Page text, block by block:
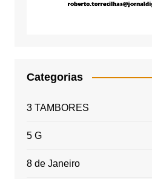
Categorias
3 TAMBORES
5 G
8 de Janeiro